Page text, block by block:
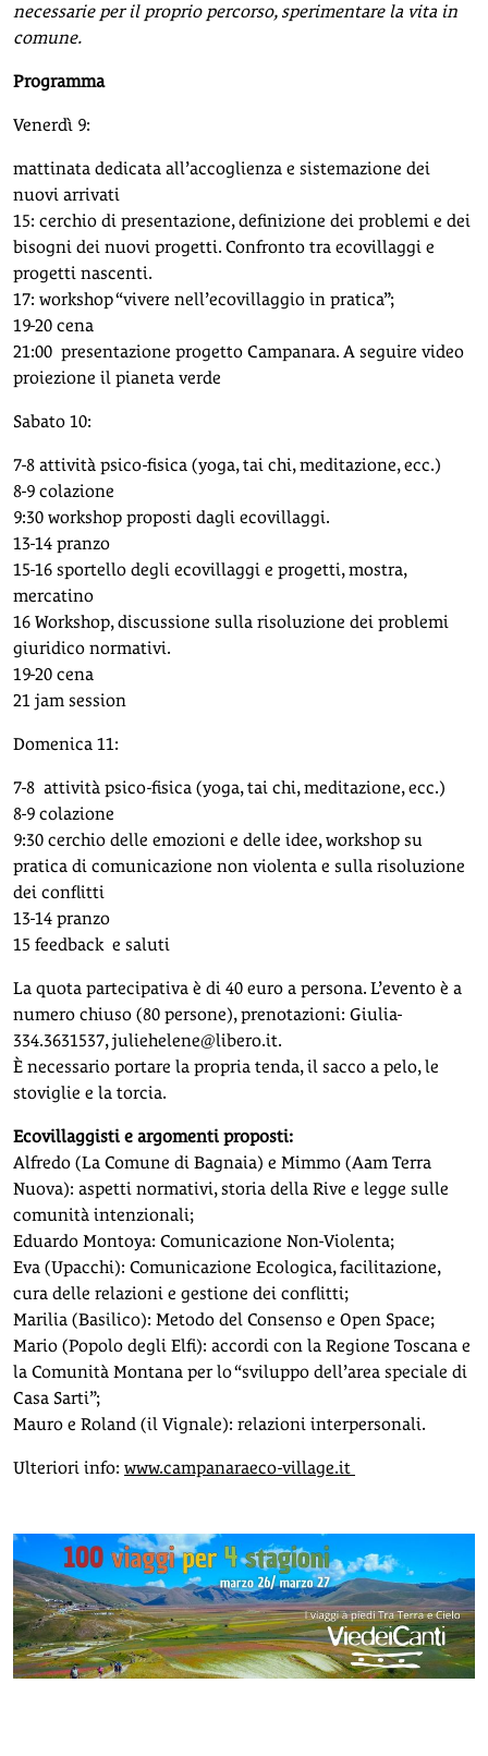
necessarie per il proprio percorso, sperimentare la vita in
comune.
Programma
Venerdì 9:
mattinata dedicata all’accoglienza e sistemazione dei
nuovi arrivati
15: cerchio di presentazione, definizione dei problemi e dei
bisogni dei nuovi progetti. Confronto tra ecovillaggi e
progetti nascenti.
17: workshop “vivere nell’ecovillaggio in pratica”;
19-20 cena
21:00 presentazione progetto Campanara. A seguire video
proiezione il pianeta verde
Sabato 10:
7-8 attività psico-fisica (yoga, tai chi, meditazione, ecc.)
8-9 colazione
9:30 workshop proposti dagli ecovillaggi.
13-14 pranzo
15-16 sportello degli ecovillaggi e progetti, mostra,
mercatino
16 Workshop, discussione sulla risoluzione dei problemi
giuridico normativi.
19-20 cena
21 jam session
Domenica 11:
7-8 attività psico-fisica (yoga, tai chi, meditazione, ecc.)
8-9 colazione
9:30 cerchio delle emozioni e delle idee, workshop su
pratica di comunicazione non violenta e sulla risoluzione
dei conflitti
13-14 pranzo
15 feedback e saluti
La quota partecipativa è di 40 euro a persona. L’evento è a
numero chiuso (80 persone), prenotazioni: Giulia-
334.3631537,juliehelene@libero.it.
È necessario portare la propria tenda, il sacco a pelo, le
stoviglie e la torcia.
Ecovillaggisti e argomenti proposti:
Alfredo (La Comune di Bagnaia) e Mimmo (Aam Terra
Nuova): aspetti normativi, storia della Rive e legge sulle
comunità intenzionali;
Eduardo Montoya: Comunicazione Non-Violenta;
Eva (Upacchi): Comunicazione Ecologica, facilitazione,
cura delle relazioni e gestione dei conflitti;
Marilia (Basilico): Metodo del Consenso e Open Space;
Mario (Popolo degli Elfi): accordi con la Regione Toscana e
la Comunità Montana per lo “sviluppo dell’area speciale di
Casa Sarti”;
Mauro e Roland (il Vignale): relazioni interpersonali.
Ulteriori info: www.campanaraeco-village.it